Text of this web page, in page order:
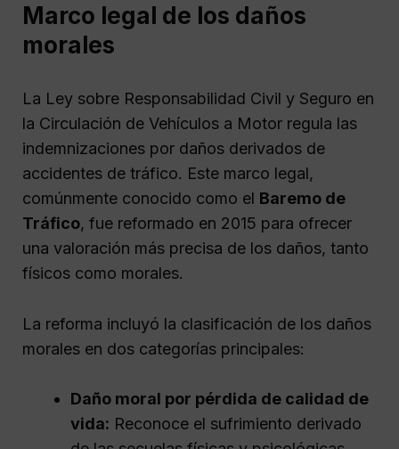
Marco legal de los daños
morales
La Ley sobre Responsabilidad Civil y Seguro en
la Circulación de Vehículos a Motor regula las
indemnizaciones por daños derivados de
accidentes de tráfico. Este marco legal,
comúnmente conocido como el Baremo de
Tráfico, fue reformado en 2015 para ofrecer
una valoración más precisa de los daños, tanto
físicos como morales.
La reforma incluyó la clasificación de los daños
morales en dos categorías principales:
Daño moral por pérdida de calidad de
vida: Reconoce el sufrimiento derivado